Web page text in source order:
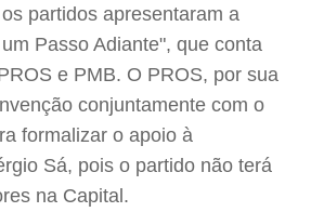
partidos apresentaram a
Passo Adiante", que conta
e PMB. O PROS, por sua
conjuntamente com o
formalizar o apoio à
Sá, pois o partido não terá
na Capital.